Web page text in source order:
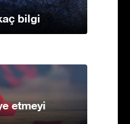
bilgi
etmeyi